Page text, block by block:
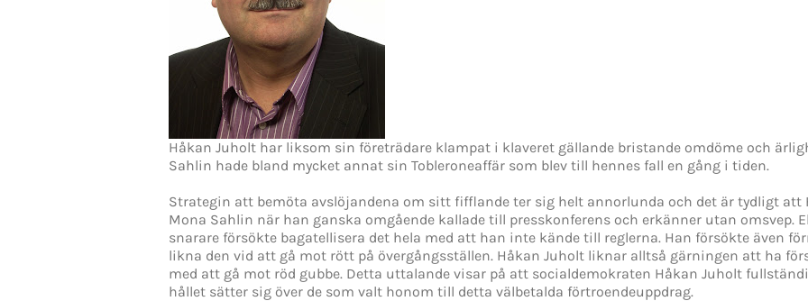
Håkan Juholt har liksom sin företrädare klampat i klaveret gällande bristande omdöme och
Sahlin hade bland mycket annat sin Tobleroneaffär som blev till hennes fall en gång i tiden.
Strategin att bemöta avslöjandena om sitt fifflande ter sig helt annorlunda och det är tydligt att
Mona Sahlin när han ganska omgående kallade till presskonferens och erkänner utan omsvep.
snarare försökte bagatellisera det hela med att han inte kände till reglerna. Han försökte även
likna den vid att gå mot rött på övergångsställen. Håkan Juholt liknar alltså gärningen att ha
med att gå mot röd gubbe. Detta uttalande visar på att socialdemokraten Håkan Juholt
hållet sätter sig över de som valt honom till detta välbetalda förtroendeuppdrag.